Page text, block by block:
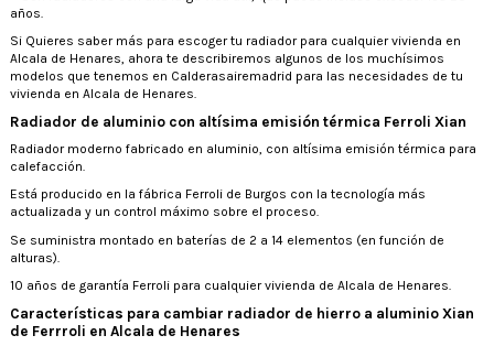
años.
Si Quieres saber más para escoger tu radiador para cualquier vivienda en
Alcala de Henares, ahora te describiremos algunos de los muchísimos
modelos que tenemos en Calderasairemadrid para las necesidades de tu
vivienda en Alcala de Henares.
Radiador de aluminio con altísima emisión térmica Ferroli Xian
Radiador moderno fabricado en aluminio, con altísima emisión térmica para
calefacción.
Está producido en la fábrica Ferroli de Burgos con la tecnología más
actualizada y un control máximo sobre el proceso.
Se suministra montado en baterías de 2 a 14 elementos (en función de
alturas).
10 años de garantía Ferroli para cualquier vivienda de Alcala de Henares.
Características para cambiar radiador de hierro a aluminio Xian
de Ferrroli en Alcala de Henares